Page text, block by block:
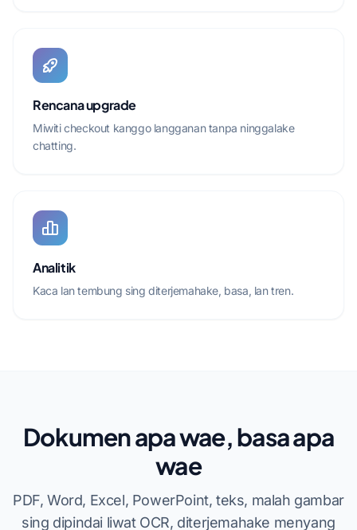
Rencana upgrade
Miwiti checkout kanggo langganan tanpa ninggalake
chatting.
Analitik
Kaca lan tembung sing diterjemahake, basa, lan tren.
Dokumen apa wae, basa apa
wae
PDF, Word, Excel, PowerPoint, teks, malah gambar
sing dipindai liwat OCR, diterjemahake menyang